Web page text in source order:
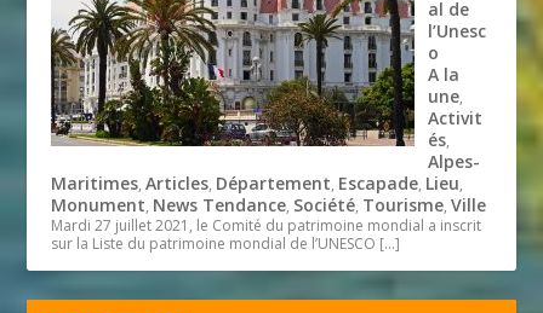
al de
l’Unesc
o
A la
une,
Activit
és,
Alpes-
Maritimes,Articles, Département, Escapade, Lieu,
Monument, News Tendance, Société, Tourisme,Ville
Mardi 27 juillet 2021, le Comité du patrimoine mondial a inscrit
sur la Liste du patrimoine mondial de l’UNESCO […]